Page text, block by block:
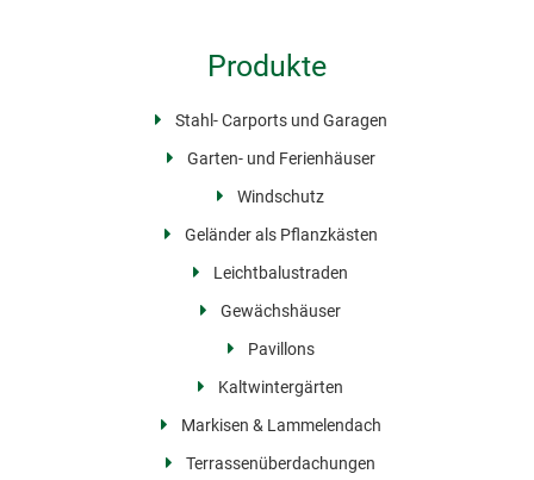
Produkte
Stahl- Carports und Garagen
Garten- und Ferienhäuser
Windschutz
Geländer als Pflanzkästen
Leichtbalustraden
Gewächshäuser
Pavillons
Kaltwintergärten
Markisen & Lammelendach
Terrassenüberdachungen